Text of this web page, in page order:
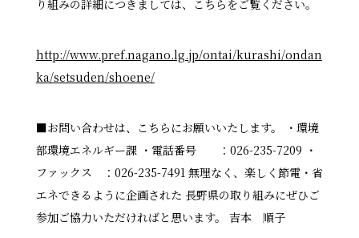
り組みの詳細につきましては、こちらをご覧ください。
http://www.pref.nagano.lg.jp/ontai/kurashi/ondan
ka/setsuden/shoene/
■お問い合わせは、こちらにお願いいたします。 ・環境
部環境エネルギー課 ・電話番号 ：026-235-7209 ・
ファックス ：026-235-7491 無理なく、楽しく節電・省
エネできるように企画された 長野県の取り組みにぜひご
参加ご協力いただければと思います。 吉本 順子